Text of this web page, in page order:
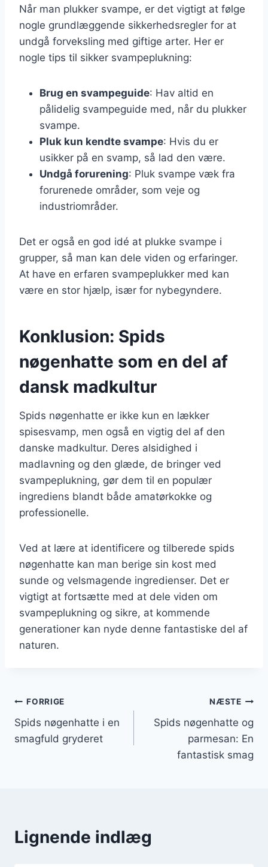
Når man plukker svampe, er det vigtigt at følge
nogle grundlæggende sikkerhedsregler for at
undgå forveksling med giftige arter. Her er
nogle tips til sikker svampeplukning:
Brug en svampeguide: Hav altid en
pålidelig svampeguide med, når du plukker
svampe.
Pluk kun kendte svampe: Hvis du er
usikker på en svamp, så lad den være.
Undgå forurening: Pluk svampe væk fra
forurenede områder, som veje og
industriområder.
Det er også en god idé at plukke svampe i
grupper, så man kan dele viden og erfaringer.
At have en erfaren svampeplukker med kan
være en stor hjælp, især for nybegyndere.
Konklusion: Spids
nøgenhatte som en del af
dansk madkultur
Spids nøgenhatte er ikke kun en lækker
spisesvamp, men også en vigtig del af den
danske madkultur. Deres alsidighed i
madlavning og den glæde, de bringer ved
svampeplukning, gør dem til en populær
ingrediens blandt både amatørkokke og
professionelle.
Ved at lære at identificere og tilberede spids
nøgenhatte kan man berige sin kost med
sunde og velsmagende ingredienser. Det er
vigtigt at fortsætte med at dele viden om
svampeplukning og sikre, at kommende
generationer kan nyde denne fantastiske del af
naturen.
Indlægsnavigation
FORRIGE
Spids nøgenhatte i en
smagfuld gryderet
NÆSTE
Spids nøgenhatte og
parmesan: En
fantastisk smag
Lignende indlæg